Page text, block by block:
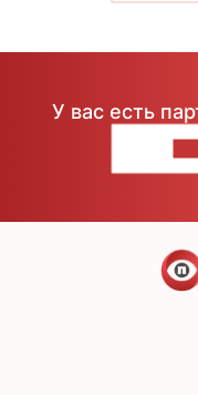
У вас есть